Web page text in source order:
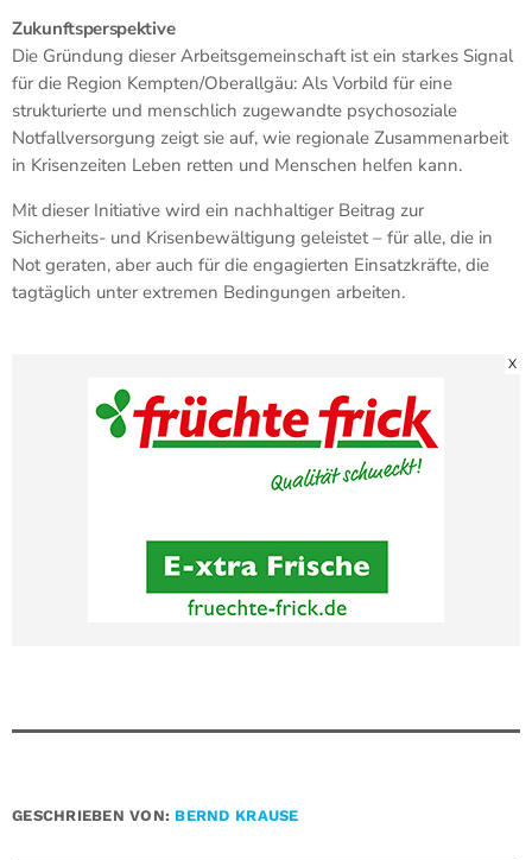
Zukunftsperspektive
Die Gründung dieser Arbeitsgemeinschaft ist ein starkes Signal
für die Region Kempten/Oberallgäu: Als Vorbild für eine
strukturierte und menschlich zugewandte psychosoziale
Notfallversorgung zeigt sie auf, wie regionale Zusammenarbeit
in Krisenzeiten Leben retten und Menschen helfen kann.
Mit dieser Initiative wird ein nachhaltiger Beitrag zur
Sicherheits- und Krisenbewältigung geleistet – für alle, die in
Not geraten, aber auch für die engagierten Einsatzkräfte, die
tagtäglich unter extremen Bedingungen arbeiten.
X
GESCHRIEBEN VON: BERND KRAUSE